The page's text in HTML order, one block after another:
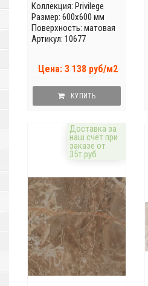
Коллекция: Privilege
Размер: 600x600 мм
Поверхность: матовая
Артикул: 10677
Цена: 3 138 руб/м2
КУПИТЬ
Доставка за
наш счёт при
заказе от
35т.руб